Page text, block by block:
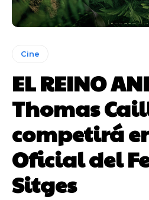
Cine
EL REINO
Thomas
competirá
Oficial del
Sitges